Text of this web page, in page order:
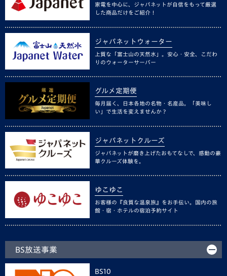
家電を中心に、ジャパネットが自信をもって厳選
した商品だけをご紹介！
ジャパネットウォーター
上質な「富士山の天然水」。安心・安全、こだわ
りのウォーターサーバー
グルメ定期便
毎月届く、日本各地の名物・名産品。「美味し
い」で生活を変えませんか？
ジャパネットクルーズ
ジャパネットが磨き上げたおもてなしで、感動の豪
華クルーズ体験を。
ゆこゆこ
お客様の『良質な温泉旅』をお手伝い。国内の旅
館・宿・ホテルの宿泊予約サイト
BS放送事業
BS10